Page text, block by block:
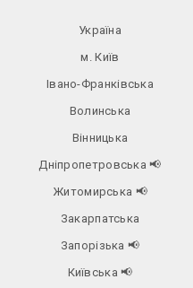
Україна
м. Київ
Івано-Франківська
Волинська
Вінницька
Дніпропетровська📢
Житомирська 📢
Закарпатська
Запорізька 📢
Київська📢